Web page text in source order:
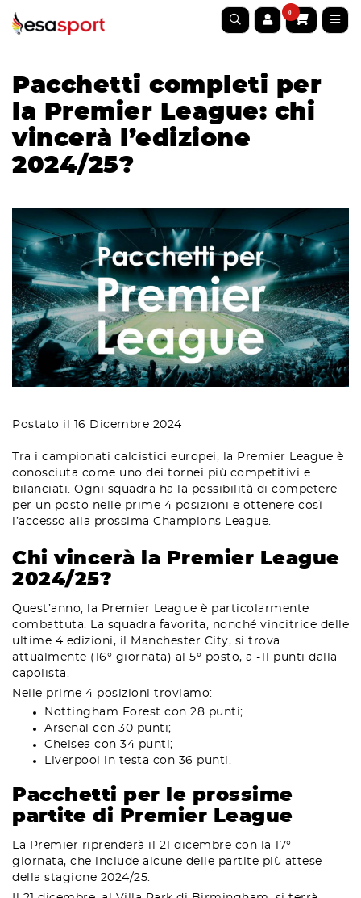
0
Pacchetti completi per
la Premier League: chi
vincerà l’edizione
2024/25?
Postato il 16 Dicembre 2024
Tra i campionati calcistici europei, la Premier League è
conosciuta come uno dei tornei più competitivi e
bilanciati. Ogni squadra ha la possibilità di competere
per un posto nelle prime 4 posizioni e ottenere così
l’accesso alla prossima Champions League.
Chi vincerà la Premier League
2024/25?
Quest’anno, la Premier League è particolarmente
combattuta. La squadra favorita, nonché vincitrice delle
ultime 4 edizioni, il Manchester City, si trova
attualmente (16° giornata) al 5° posto, a -11 punti dalla
capolista.
Nelle prime 4 posizioni troviamo:
Nottingham Forest con 28 punti;
Arsenal con 30 punti;
Chelsea con 34 punti;
Liverpool in testa con 36 punti.
Pacchetti per le prossime
partite di Premier League
La Premier riprenderà il 21 dicembre con la 17°
giornata, che include alcune delle partite più attese
della stagione 2024/25: